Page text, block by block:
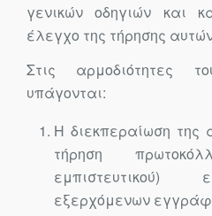
γενικών οδηγιών και
έλεγχο της τήρησης
Στις αρμοδιότητες
υπάγονται:
Η διεκπεραίωση της
τήρηση
εμπιστευτικού)
εξερχόμενων